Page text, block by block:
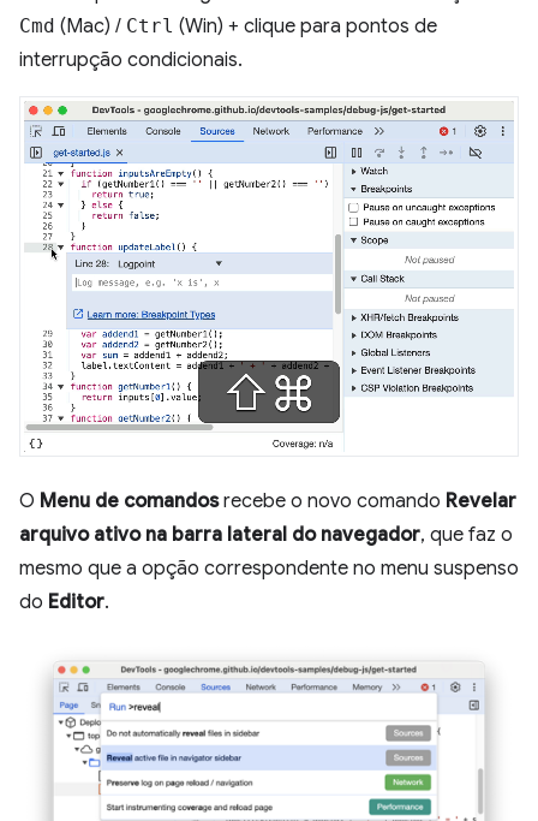
Cmd (Mac) / Ctrl (Win) + clique para pontos de
interrupção condicionais.
O Menu de comandosrecebe o novo comando Revelar
arquivo ativo na barra lateral do navegador, que faz o
mesmo que a opção correspondente no menu suspenso
do Editor.